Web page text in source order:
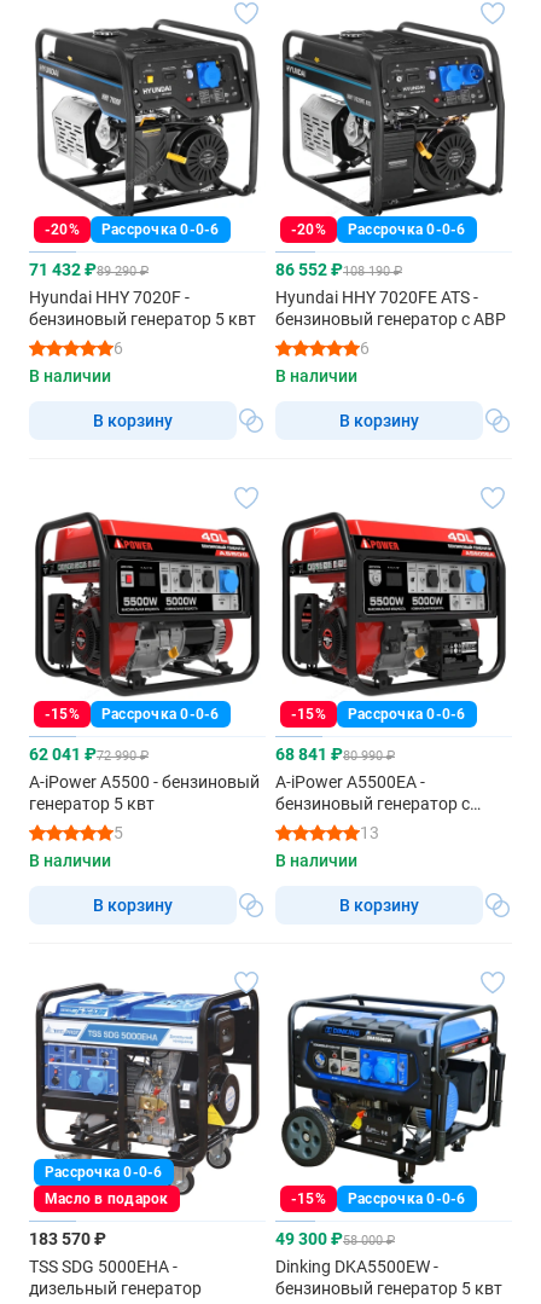
-20% Рассрочка 0-0-6
71 432 ₽89 290 ₽
Hyundai HHY 7020F -
бензиновый генератор 5 квт
6
В наличии
В корзину
-20% Рассрочка 0-0-6
86 552 ₽108 190 ₽
Hyundai HHY 7020FE ATS -
бензиновый генератор с АВР
6
В наличии
В корзину
-15% Рассрочка 0-0-6
62 041 ₽72 990 ₽
A-iPower A5500 - бензиновый
генератор 5 квт
5
В наличии
В корзину
-15% Рассрочка 0-0-6
68 841 ₽80 990 ₽
A-iPower A5500EA -
бензиновый генератор с
электрозапуском
13
В наличии
В корзину
Рассрочка 0-0-6
Масло в подарок
183 570 ₽
TSS SDG 5000EHA -
дизельный генератор
-15% Рассрочка 0-0-6
49 300 ₽58 000 ₽
Dinking DKA5500EW -
бензиновый генератор 5 квт